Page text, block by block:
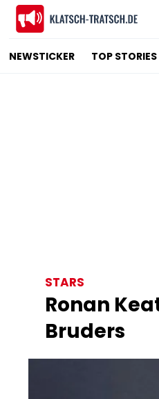
NEWSTICKER TOP STORIES
STARS
Ronan
Bruders